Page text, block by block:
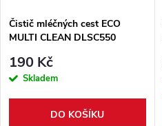
Čistič mléčných cest ECO
MULTI CLEAN DLSC550
190 Kč
Skladem
DO KOŠÍKU